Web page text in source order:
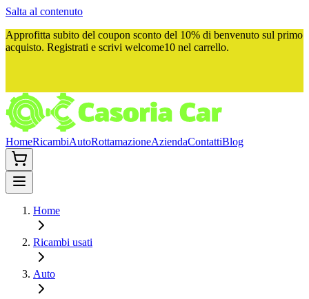
Salta al contenuto
Approfitta subito del coupon sconto del 10% di benvenuto sul primo
acquisto. Registrati e scrivi welcome10 nel carrello.
HomeRicambiAutoRottamazioneAziendaContattiBlog
Home
Ricambi usati
Auto